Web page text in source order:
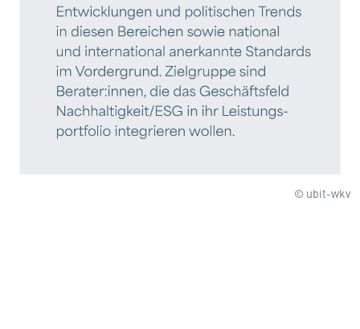
© ubit-wkv